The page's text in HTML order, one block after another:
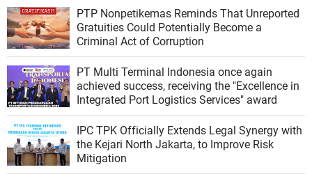
PTP Nonpetikemas Reminds That Unreported
Gratuities Could Potentially Become a
Criminal Act of Corruption
PT Multi Terminal Indonesia once again
achieved success, receiving the "Excellence in
Integrated Port Logistics Services" award
IPC TPK Officially Extends Legal Synergy with
the Kejari North Jakarta, to Improve Risk
Mitigation